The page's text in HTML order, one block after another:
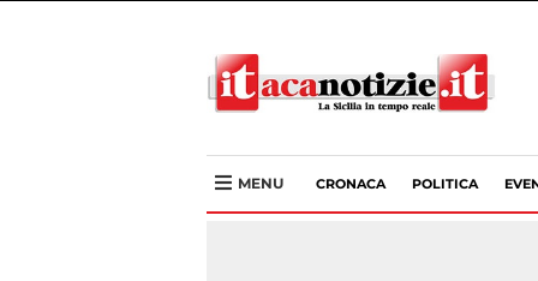
MENU CRONACA POLITICA